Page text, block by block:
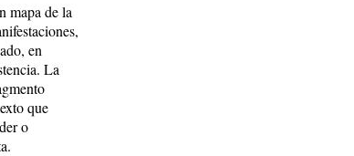
mapa de la
en
La
que
o